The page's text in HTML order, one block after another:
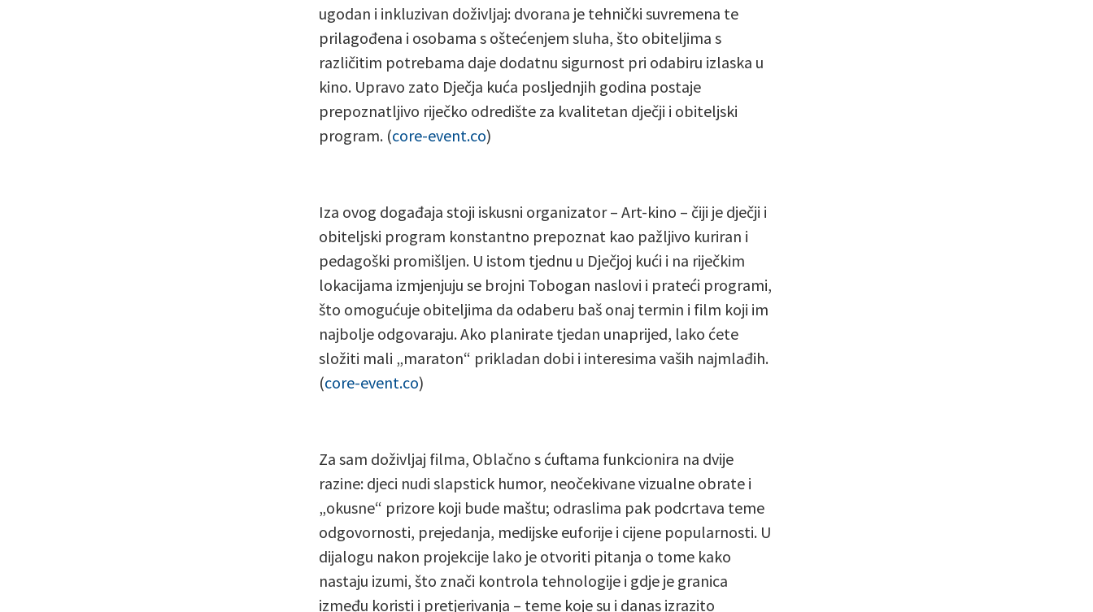
ugodan i inkluzivan doživljaj: dvorana je tehnički suvremena te
prilagođena i osobama s oštećenjem sluha, što obiteljima s
različitim potrebama daje dodatnu sigurnost pri odabiru izlaska u
kino. Upravo zato Dječja kuća posljednjih godina postaje
prepoznatljivo riječko odredište za kvalitetan dječji i obiteljski
program. (core-event.co)
Iza ovog događaja stoji iskusni organizator – Art-kino – čiji je dječji i
obiteljski program konstantno prepoznat kao pažljivo kuriran i
pedagoški promišljen. U istom tjednu u Dječjoj kući i na riječkim
lokacijama izmjenjuju se brojni Tobogan naslovi i prateći programi,
što omogućuje obiteljima da odaberu baš onaj termin i film koji im
najbolje odgovaraju. Ako planirate tjedan unaprijed, lako ćete
složiti mali „maraton“ prikladan dobi i interesima vaših najmlađih.
(core-event.co)
Za sam doživljaj filma, Oblačno s ćuftama funkcionira na dvije
razine: djeci nudi slapstick humor, neočekivane vizualne obrate i
„okusne“ prizore koji bude maštu; odraslima pak podcrtava teme
odgovornosti, prejedanja, medijske euforije i cijene popularnosti. U
dijalogu nakon projekcije lako je otvoriti pitanja o tome kako
nastaju izumi, što znači kontrola tehnologije i gdje je granica
između koristi i pretjerivanja – teme koje su i danas izrazito